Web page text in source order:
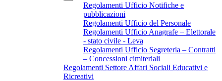
Regolamenti Ufficio Notifiche e
pubblicazioni
Regolamenti Ufficio del Personale
Regolamenti Ufficio Anagrafe – Elettorale
- stato civile - Leva
Regolamenti Ufficio Segreteria – Contratti
– Concessioni cimiteriali
Regolamenti Settore Affari Sociali Educativi e
Ricreativi